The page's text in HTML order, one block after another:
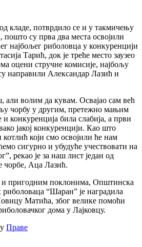
кладе, потврдило се и у такмичењу
пошто су прва два места освојили
најбољег риболовца у конкуренцији
Тарић, док је треће место заузео
оцени стручне комисије, најбољу
направили Александар Лазић и
али волим да кувам. Освајао сам већ
чорбу у другим, претежно мањим
и конкуренција била слабија, а први
јакој конкуренцији. Као што
који смо освојили ће нам
сигурно и убудуће учествовати на
рекао је за наш лист један од
чорбе, Аца Лазић.
пригодним поклонима, Општинска
риболоваца “Шаран” је наградила
Матића, због велике помоћи
дома у Лајковцу.
Праве